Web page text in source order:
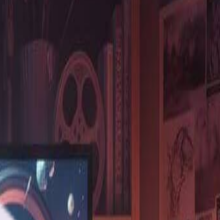
专业的视频制作团队。”
了数千美元的制作成本。